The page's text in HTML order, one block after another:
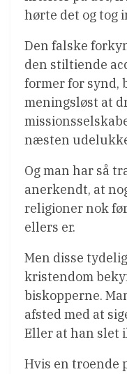
hørte det og tog
Den falske
den stiltiende
former for synd,
meningsløst at
næsten
Og man har så
anerkendt, at
religioner nok
ellers er.
Men disse
kristendom
biskopperne.
afsted med at
Eller at han slet
Hvis en troende